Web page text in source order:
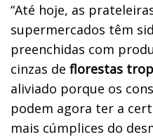
“Até hoje, as
supermercados têm
preenchidas com
cinzas de florestas
aliviado porque os
podem agora ter a
mais cúmplices do